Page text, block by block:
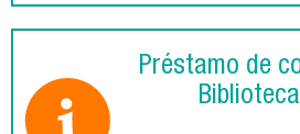
Préstamo de
Biblioteca